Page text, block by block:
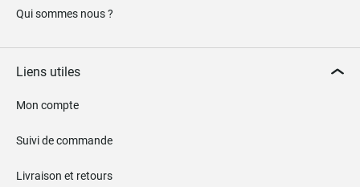
Qui sommes nous ?
Liens utiles
Mon compte
Suivi de commande
Livraison et retours